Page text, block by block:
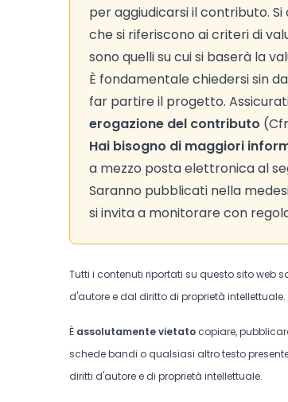
per aggiudicarsi il contributo.
che si riferiscono ai criteri di
sono quelli su cui si baserà la
È fondamentale chiedersi sin
far partire il progetto.
erogazione del contributo
Hai bisogno di maggiori
a mezzo posta elettronica al
Saranno pubblicati nella
si invita a monitorare con
Tutti i contenuti riportati su questo sito web
d'autore e dal diritto di proprietà intellettuale.
È assolutamente vietato copiare,
schede bandi o qualsiasi altro testo
diritti d'autore e di proprietà intellettuale.